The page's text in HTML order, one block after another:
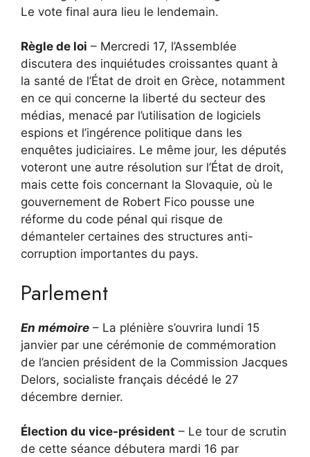
Le vote final aura lieu le lendemain.
Règle de loi – Mercredi 17, l’Assemblée
discutera des inquiétudes croissantes quant à
la santé de l’État de droit en Grèce, notamment
en ce qui concerne la liberté du secteur des
médias, menacé par l’utilisation de logiciels
espions et l’ingérence politique dans les
enquêtes judiciaires. Le même jour, les députés
voteront une autre résolution sur l’État de droit,
mais cette fois concernant la Slovaquie, où le
gouvernement de Robert Fico pousse une
réforme du code pénal qui risque de
démanteler certaines des structures anti-
corruption importantes du pays.
Parlement
En mémoire – La plénière s’ouvrira lundi 15
janvier par une cérémonie de commémoration
de l’ancien président de la Commission Jacques
Delors, socialiste français décédé le 27
décembre dernier.
Élection du vice-président – Le tour de scrutin
de cette séance débutera mardi 16 par